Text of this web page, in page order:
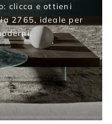
clicca e ottieni
2765, ideale per